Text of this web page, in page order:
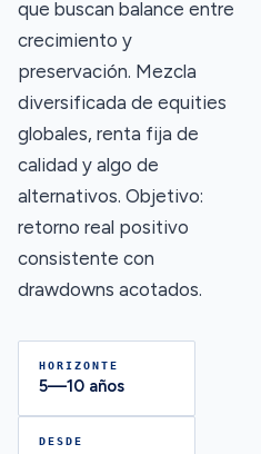
que buscan balance entre
crecimiento y
preservación. Mezcla
diversificada de equities
globales, renta fija de
calidad y algo de
alternativos. Objetivo:
retorno real positivo
consistente con
drawdowns acotados.
HORIZONTE
5—10 años
DESDE